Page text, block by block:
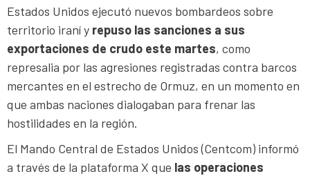
Estados Unidos ejecutó nuevos bombardeos sobre
territorio iraní y repuso las sanciones a sus
exportaciones de crudo este martes, como
represalia por las agresiones registradas contra barcos
mercantes en el estrecho de Ormuz, en un momento en
que ambas naciones dialogaban para frenar las
hostilidades en la región.
El Mando Central de Estados Unidos (Centcom) informó
a través de la plataforma X que las operaciones